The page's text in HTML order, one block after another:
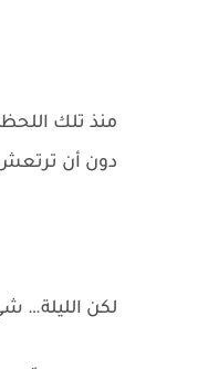
منذ تلك
دون أن
لكن الليلة…